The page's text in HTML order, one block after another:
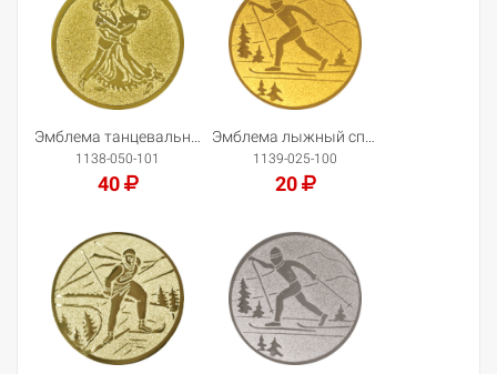
1138-050-101
40
Добавить в корзину
1139-025-100
20
Добавить в корзину